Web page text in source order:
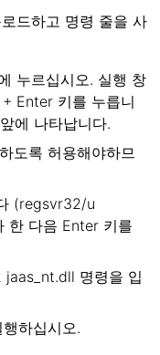
드하고 명령 줄을 사
누르십시오. 실행 창
Enter 키를 누릅니
에 나타납니다.
도록 허용해야하므
(regsvr32/u
한 다음 Enter 키를
명령을 입
하십시오.